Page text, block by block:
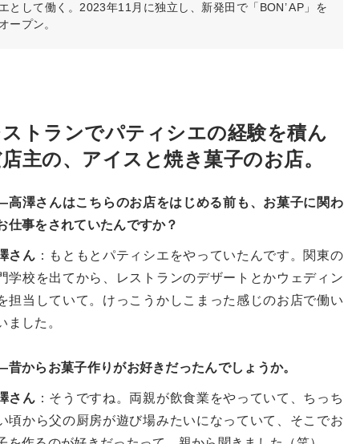
エとして働く。2023年11月に独立し、新発田で「BON’ AP」を
オープン。
ストランでパティシエの経験を積ん
主の、アイスと焼き菓子のお店。
澤さんはこちらのお店をはじめる前も、お菓子に関わ
仕事をされていたんですか？
さん ：もともとパティシエをやっていたんです。関東の
学校を出てから、レストランのデザートとかウェディン
担当していて。けっこうかしこまった感じのお店で働い
ました。
からお菓子作りがお好きだったんでしょうか。
さん ：そうですね。両親が飲食業をやっていて、ちっち
頃から父の厨房が遊び場みたいになっていて、そこでお